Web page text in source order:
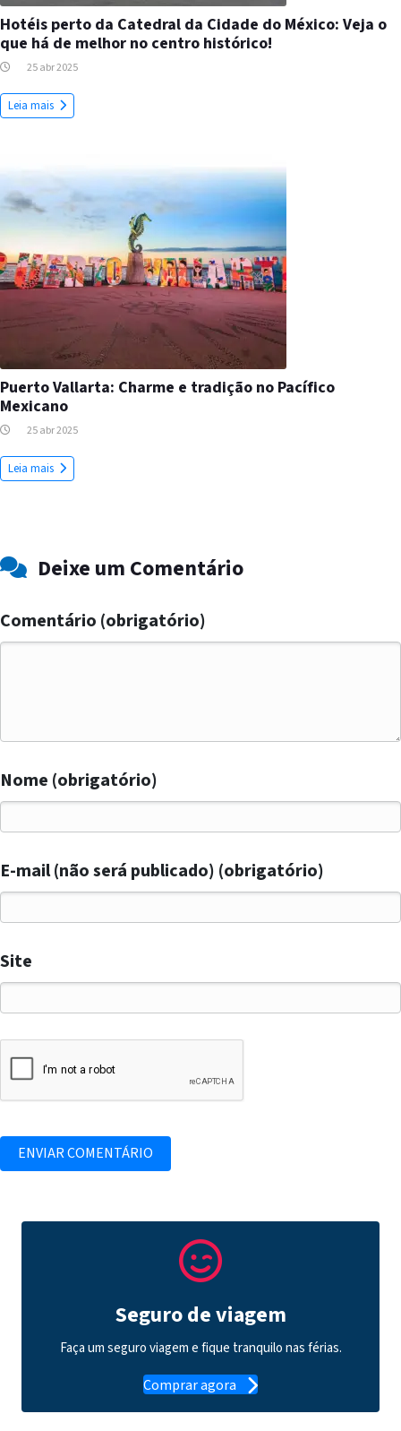
Hotéis perto da Catedral da Cidade do México: Veja o
que há de melhor no centro histórico!
25 abr 2025
Leia mais
Puerto Vallarta: Charme e tradição no Pacífico
Mexicano
25 abr 2025
Leia mais
Deixe um Comentário
Comentário (obrigatório)
Nome (obrigatório)
E-mail (não será publicado) (obrigatório)
Site
Seguro de viagem
Faça um seguro viagem e fique tranquilo nas férias.
Comprar agora